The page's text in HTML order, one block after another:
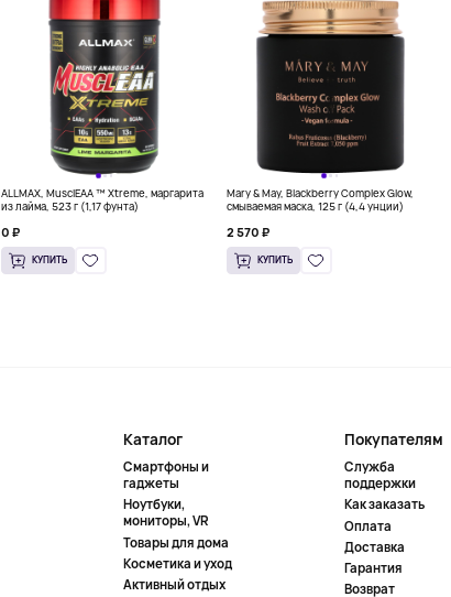
ALLMAX, MusclEAA ™ Xtreme, маргарита
из лайма, 523 г (1,17 фунта)
0 ₽
КУПИТЬ
Mary & May, Blackberry Complex Glow,
смываемая маска, 125 г (4,4 унции)
2 570 ₽
КУПИТЬ
Каталог
Смартфоны и
гаджеты
Ноутбуки,
мониторы, VR
Товары для дома
Косметика и уход
Активный отдых
Покупателям
Служба
поддержки
Как заказать
Оплата
Доставка
Гарантия
Возврат